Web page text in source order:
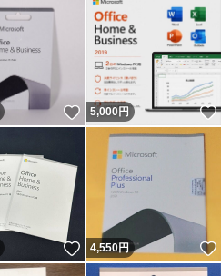
いいね！
5,000円
いいね！
4,550円